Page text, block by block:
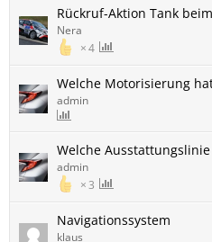
Rückruf-Aktion Tank
4
Nera
Welche Motorisierung
admin
Welche
3
admin
Navigationssystem
klaus